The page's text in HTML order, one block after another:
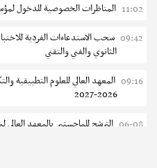
مناظرات انتداب
إنتداب تلامذة ضباط صف
نشر في07-07-2026 – مطالعات : 1859
ماهي أنوع المراحل التحضيرية ؟
11:02 المناظرات الخصوصية للدخول لمؤسسات
09:42 سحب الاستدعاءات الفردية
الثانوي والفني والتقني
09:16 المعهد العالي للعلوم التطبيقية
2026-2027
06-08 الترشح للماجستير بالمعهد العالي لمهن